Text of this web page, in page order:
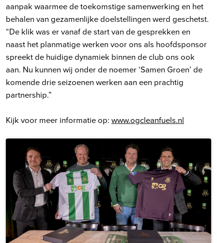
aanpak waarmee de toekomstige samenwerking en het
behalen van gezamenlijke doelstellingen werd geschetst.
“De klik was er vanaf de start van de gesprekken en
naast het planmatige werken voor ons als hoofdsponsor
spreekt de huidige dynamiek binnen de club ons ook
aan. Nu kunnen wij onder de noemer ‘Samen Groen’ de
komende drie seizoenen werken aan een prachtig
partnership.”
Kijk voor meer informatie op: www.ogcleanfuels.nl